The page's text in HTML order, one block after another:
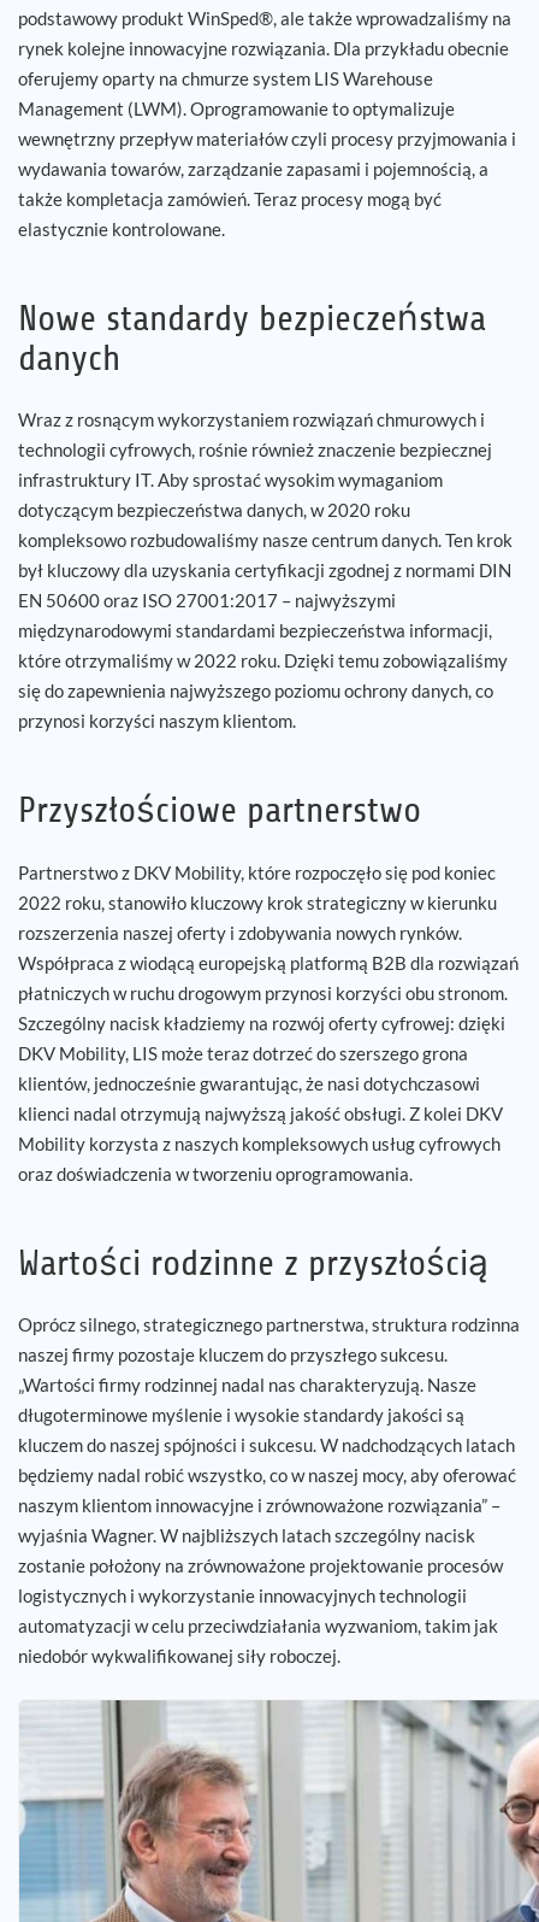
podstawowy produkt WinSped®, ale także wprowadzaliśmy na
rynek kolejne innowacyjne rozwiązania. Dla przykładu obecnie
oferujemy oparty na chmurze system LIS Warehouse
Management (LWM). Oprogramowanie to optymalizuje
wewnętrzny przepływ materiałów czyli procesy przyjmowania i
wydawania towarów, zarządzanie zapasami i pojemnością, a
także kompletacja zamówień. Teraz procesy mogą być
elastycznie kontrolowane.
Nowe standardy bezpieczeństwa
danych
Wraz z rosnącym wykorzystaniem rozwiązań chmurowych i
technologii cyfrowych, rośnie również znaczenie bezpiecznej
infrastruktury IT. Aby sprostać wysokim wymaganiom
dotyczącym bezpieczeństwa danych, w 2020 roku
kompleksowo rozbudowaliśmy nasze centrum danych. Ten krok
był kluczowy dla uzyskania certyfikacji zgodnej z normami DIN
EN 50600 oraz ISO 27001:2017 – najwyższymi
międzynarodowymi standardami bezpieczeństwa informacji,
które otrzymaliśmy w 2022 roku. Dzięki temu zobowiązaliśmy
się do zapewnienia najwyższego poziomu ochrony danych, co
przynosi korzyści naszym klientom.
Przyszłościowe partnerstwo
Partnerstwo z DKV Mobility, które rozpoczęło się pod koniec
2022 roku, stanowiło kluczowy krok strategiczny w kierunku
rozszerzenia naszej oferty i zdobywania nowych rynków.
Współpraca z wiodącą europejską platformą B2B dla rozwiązań
płatniczych w ruchu drogowym przynosi korzyści obu stronom.
Szczególny nacisk kładziemy na rozwój oferty cyfrowej: dzięki
DKV Mobility, LIS może teraz dotrzeć do szerszego grona
klientów, jednocześnie gwarantując, że nasi dotychczasowi
klienci nadal otrzymują najwyższą jakość obsługi. Z kolei DKV
Mobility korzysta z naszych kompleksowych usług cyfrowych
oraz doświadczenia w tworzeniu oprogramowania.
Wartości rodzinne z przyszłością
Oprócz silnego, strategicznego partnerstwa, struktura rodzinna
naszej firmy pozostaje kluczem do przyszłego sukcesu.
„Wartości firmy rodzinnej nadal nas charakteryzują. Nasze
długoterminowe myślenie i wysokie standardy jakości są
kluczem do naszej spójności i sukcesu. W nadchodzących latach
będziemy nadal robić wszystko, co w naszej mocy, aby oferować
naszym klientom innowacyjne i zrównoważone rozwiązania” –
wyjaśnia Wagner. W najbliższych latach szczególny nacisk
zostanie położony na zrównoważone projektowanie procesów
logistycznych i wykorzystanie innowacyjnych technologii
automatyzacji w celu przeciwdziałania wyzwaniom, takim jak
niedobór wykwalifikowanej siły roboczej.